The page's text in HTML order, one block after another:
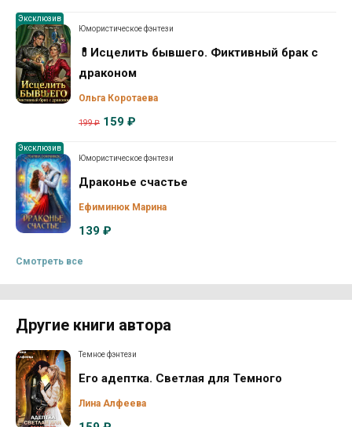
Эксклюзив
Юмористическое фэнтези
💊Исцелить бывшего. Фиктивный брак с
драконом
Ольга Коротаева
199 ₽ 159 ₽
Эксклюзив
Юмористическое фэнтези
Драконье счастье
Ефиминюк Марина
139 ₽
Смотреть все
Другие книги автора
Темное фэнтези
Его адептка. Светлая для Темного
Лина Алфеева